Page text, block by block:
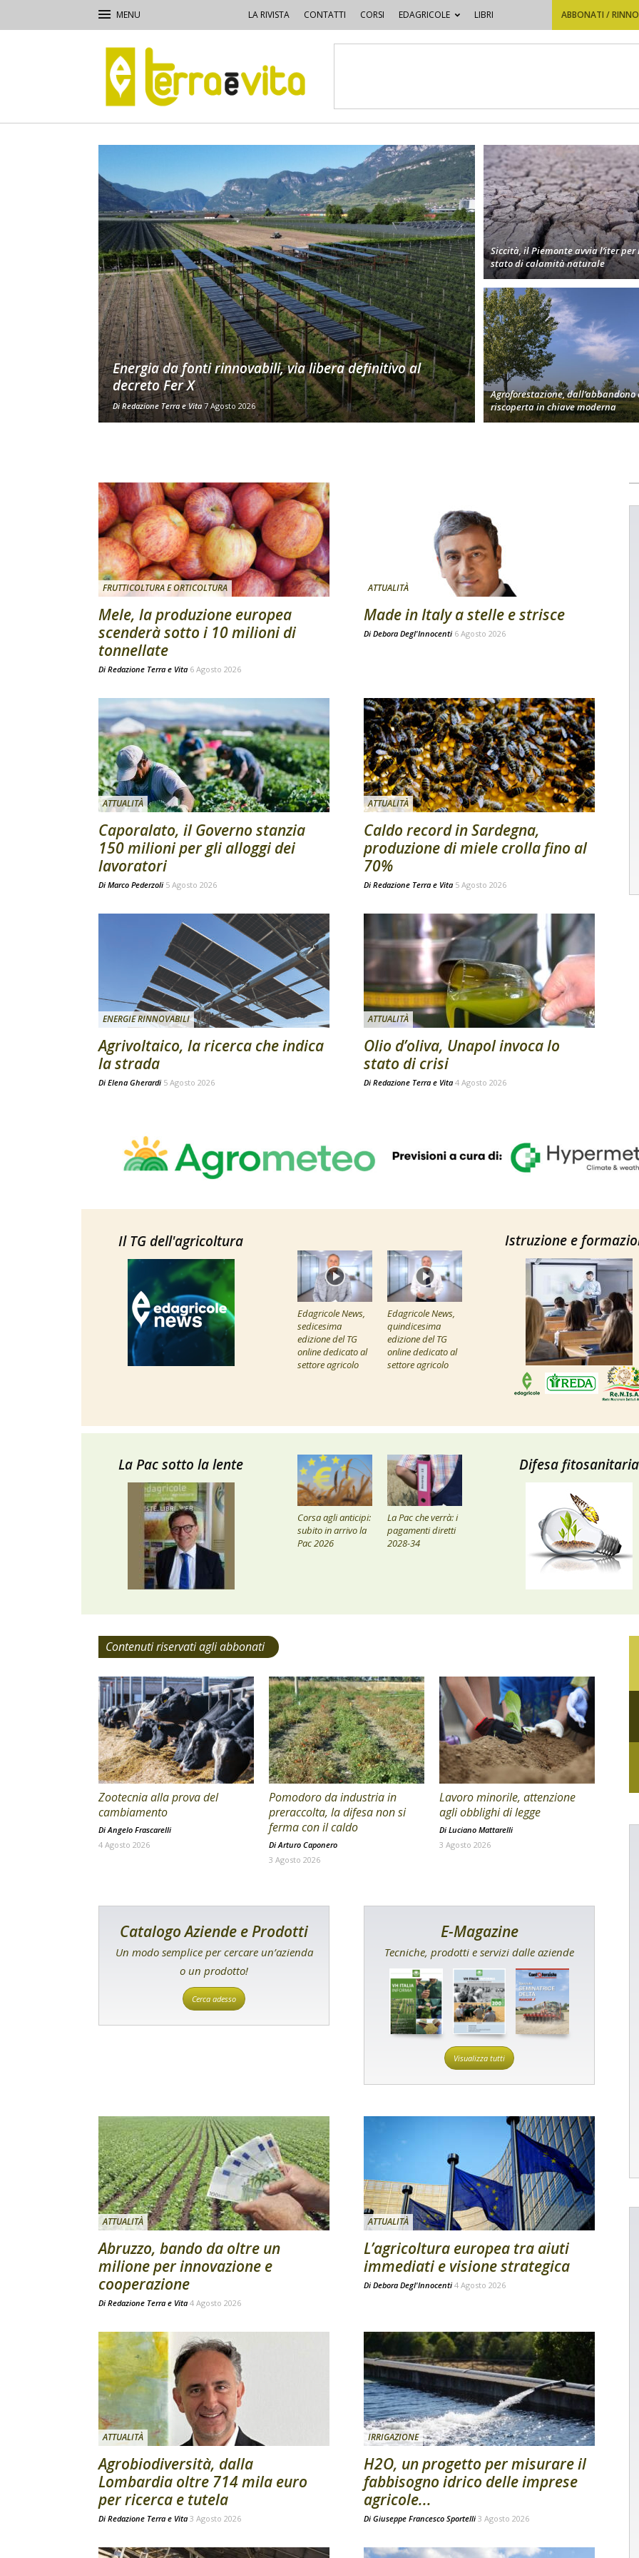
LA RIVISTA CONTATTI CORSI EDAGRICOLE LIBRI ABBONATI /
e
Vita
Energia da fonti rinnovabili, via libera definitivo al
decreto Fer X
DiRedazione Terra e Vita 7 Agosto 2026
Siccità, il Piemonte avvia l’iter per
stato di calamità naturale
Agroforestazione,
riscoperta in chiave moderna
FRUTTICOLTURA E ORTICOLTURA
Mele, la produzione europea
scenderà sotto i 10 milioni di
tonnellate
Di Redazione Terra e Vita 6 Agosto 2026
ATTUALITÀ
Made in Italy a stelle e strisce
Di Debora Degl'Innocenti 6 Agosto 2026
ATTUALITÀ
Caporalato, il Governo stanzia
150 milioni per gli alloggi dei
lavoratori
Di Marco Pederzoli 5 Agosto 2026
ATTUALITÀ
Caldo record in Sardegna,
produzione di miele crolla fino al
70%
Di Redazione Terra e Vita 5 Agosto 2026
ENERGIE RINNOVABILI
Agrivoltaico, la ricerca che indica
la strada
Di Elena Gherardi 5 Agosto 2026
ATTUALITÀ
Olio d’oliva, Unapol invoca lo
stato di crisi
Di Redazione Terra e Vita 4 Agosto 2026
Il TG dell'agricoltura
Edagricole News,
sedicesima
edizione del TG
online dedicato al
settore agricolo
Edagricole News,
quindicesima
edizione del TG
online dedicato al
settore agricolo
Istruzione e
La Pac sotto la lente
Corsa agli anticipi:
subito in arrivo la
Pac 2026
La Pac che verrà: i
pagamenti diretti
2028-34
Difesa fitosanitaria
Contenuti riservati agli abbonati
Zootecnia alla prova del
cambiamento
Di Angelo Frascarelli
4 Agosto 2026
Pomodoro da industria in
preraccolta, la difesa non si
ferma con il caldo
Di Arturo Caponero
3 Agosto 2026
Lavoro minorile, attenzione
agli obblighi di legge
Di Luciano Mattarelli
3 Agosto 2026
Catalogo Aziende e Prodotti
Un modo semplice per cercare un’azienda
o un prodotto!
Cerca adesso
E-Magazine
Tecniche, prodotti e servizi dalle aziende
Visualizza tutti
ATTUALITÀ
Abruzzo, bando da oltre un
milione per innovazione e
cooperazione
Di Redazione Terra e Vita 4 Agosto 2026
ATTUALITÀ
L’agricoltura europea tra aiuti
immediati e visione strategica
Di Debora Degl'Innocenti 4 Agosto 2026
ATTUALITÀ
Agrobiodiversità, dalla
Lombardia oltre 714 mila euro
per ricerca e tutela
Di Redazione Terra e Vita 3 Agosto 2026
IRRIGAZIONE
H2O, un progetto per misurare il
fabbisogno idrico delle imprese
agricole...
Di Giuseppe Francesco Sportelli 3 Agosto 2026